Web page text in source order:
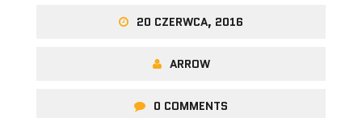
20 CZERWCA, 2016
ARROW
0 COMMENTS